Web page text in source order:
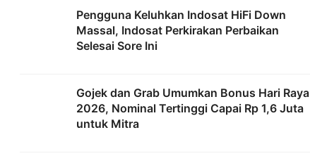
Pengguna Keluhkan Indosat HiFi Down
Massal, Indosat Perkirakan Perbaikan
Selesai Sore Ini
Gojek dan Grab Umumkan Bonus Hari Raya
2026, Nominal Tertinggi Capai Rp 1,6 Juta
untuk Mitra